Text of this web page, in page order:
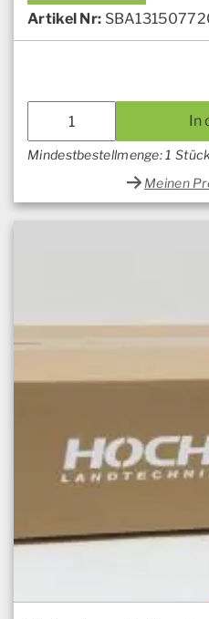
Artikel Nr:
Mindestbestellmenge: 1
Meinen